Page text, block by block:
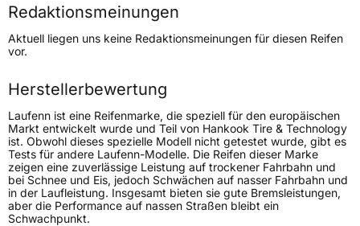
Höchstgeschwindigkeit
190 km/h
Lastindex103/101
Höchstlast875/825 kg
Gewicht (in kg)13,5 kg
Generelle Merkmale
FahrzeugtypTransporter
VerwendungSommerreifen
Redaktionsmeinungen
Aktuell liegen uns keine Redaktionsmeinungen für diesen Reifen
vor.
Herstellerbewertung
Laufenn ist eine Reifenmarke, die speziell für den europäischen
Markt entwickelt wurde und Teil von Hankook Tire & Technology
ist. Obwohl dieses spezielle Modell nicht getestet wurde, gibt es
Tests für andere Laufenn-Modelle. Die Reifen dieser Marke
zeigen eine zuverlässige Leistung auf trockener Fahrbahn und
bei Schnee und Eis, jedoch Schwächen auf nasser Fahrbahn und
in der Laufleistung. Insgesamt bieten sie gute Bremsleistungen,
aber die Performance auf nassen Straßen bleibt ein
Schwachpunkt.